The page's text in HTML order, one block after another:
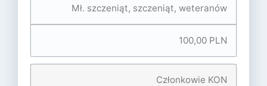
Mł. szczeniąt, szczeniąt, weteranów
100,00 PLN
Członkowie KON